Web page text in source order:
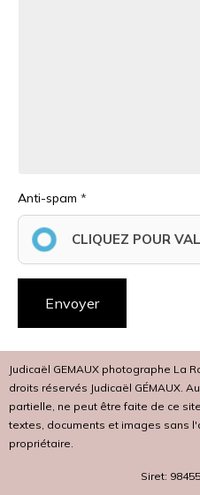
Anti-spam
CLIQUEZ POUR
Envoyer
Judicaël GEMAUX photographe La
droits réservés Judicaël GÉMAUX.
partielle, ne peut être faite de ce
textes, documents et images sans
propriétaire.
Siret: